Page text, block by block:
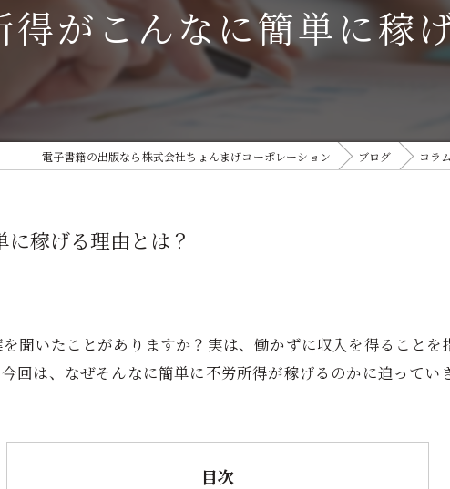
がこんなに簡単に稼
電子書籍の出版なら株式会社ちょんまげコーポレーション ブログ コラム
に稼げる理由とは？
聞いたことがありますか？実は、働かずに収入を得ること
回は、なぜそんなに簡単に不労所得が稼げるのかに迫っていき
目次